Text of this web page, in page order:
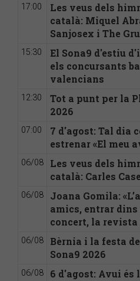
17:00
Les veus dels
català: Miquel
Sanjosex i The
15:30
El Sona9 d'estiu
els concursants
valencians
12:30
Tot a punt per la
2026
07:00
7 d'agost: Tal dia
estrenar «El meu
06/08
Les veus dels
català: Carles
06/08
Joana Gomila:
amics, entrar dins
concert, la revista
06/08
Bèrnia i la festa
Sona9 2026
06/08
6 d'agost: Avui és